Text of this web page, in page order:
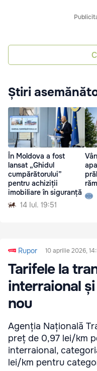
Știri
În Moldova a fost
lansat „Ghidul
cumpărătorului”
pentru achiziții
imobiliare în siguranță
14 Iul. 19:51
Rupor 10 aprilie 2026,
Tarifele la
interraional
nou
Agenția Națională
preț de 0,97 lei/km
interraional,
lei/km pentru